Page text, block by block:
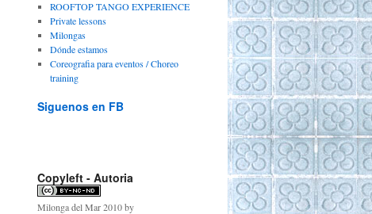
ROOFTOP TANGO EXPERIENCE
Private lessons
Milongas
Dónde estamos
Coreografia para eventos / Choreo
training
Siguenos en FB
Copyleft - Autoria
Milonga del Mar 2010by